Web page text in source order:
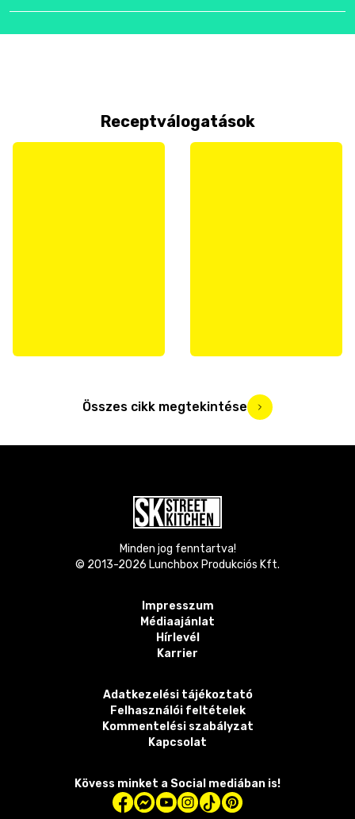
Receptválogatások
Összes cikk megtekintése
Minden jog fenntartva!
© 2013-2026 Lunchbox Produkciós Kft.
Impresszum
Médiaajánlat
Hírlevél
Karrier
Adatkezelési tájékoztató
Felhasználói feltételek
Kommentelési szabályzat
Kapcsolat
Kövess minket a Social mediában is!